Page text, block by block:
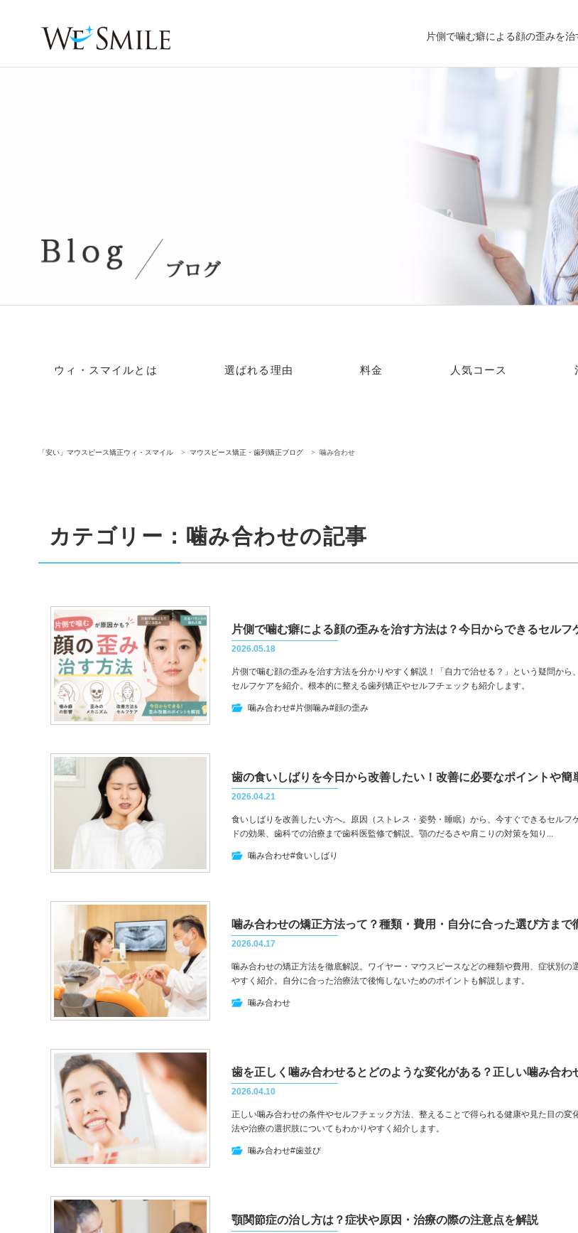
片側で噛む癖による顔の歪みを
ウィ・スマイルとは 選ばれる理由 料金 人気コース
「安い」マウスピース矯正ウィ・スマイル マウスピース矯正・歯列矯正ブログ 噛み合わせ
カテゴリー：噛み合わせの記事
2026.05.18
片側で噛む顔の歪みを治す方法を分かりやすく解説！「自力で治せる？」という疑問から
セルフケアを紹介。根本的に整える歯列矯正やセルフチェックも紹介します。
噛み合わせ#片側噛み#顔の歪み
2026.04.21
食いしばりを改善したい方へ。原因（ストレス・姿勢・睡眠）から、今すぐできるセルフ
ドの効果、歯科での治療まで歯科医監修で解説。顎のだるさや肩こりの対策を知り...
噛み合わせ#食いしばり
噛み合わせの矯正方法って？種類・費用・自分に合った選び方まで
2026.04.17
噛み合わせの矯正方法を徹底解説。ワイヤー・マウスピースなどの種類や費用、症状別の
やすく紹介。自分に合った治療法で後悔しないためのポイントも解説します。
噛み合わせ
2026.04.10
正しい噛み合わせの条件やセルフチェック方法、整えることで得られる健康や見た目の変
法や治療の選択肢についてもわかりやすく紹介します。
噛み合わせ#歯並び
顎関節症の治し方は？症状や原因・治療の際の注意点を解説